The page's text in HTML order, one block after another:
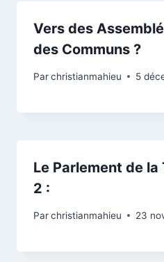
Vers des
des Communs ?
Parchristianmahieu 5
Le Parlement de la
2 :
Parchristianmahieu 23